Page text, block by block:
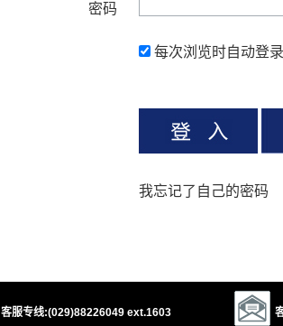
密码
每次浏览时自动登录
我忘记了自己的密码
客服专线:(029)88226049 ext.1603